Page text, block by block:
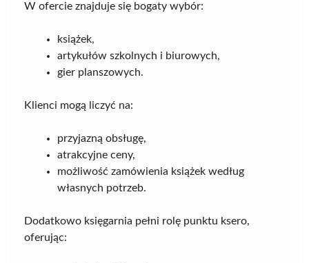
W ofercie znajduje się bogaty wybór:
książek,
artykułów szkolnych i biurowych,
gier planszowych.
Klienci mogą liczyć na:
przyjazną obsługę,
atrakcyjne ceny,
możliwość zamówienia książek według
własnych potrzeb.
Dodatkowo księgarnia pełni rolę punktu ksero,
oferując: